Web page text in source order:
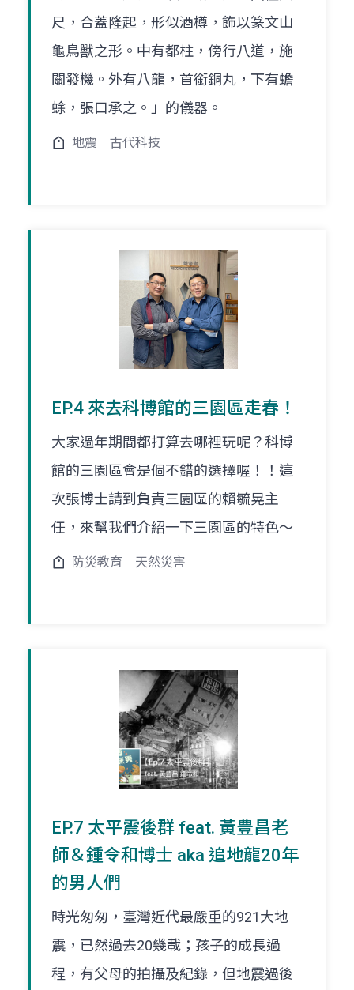
尺，合蓋隆起，形似酒樽，飾以篆文山
龜鳥獸之形。中有都柱，傍行八道，施
關發機。外有八龍，首銜銅丸，下有蟾
蜍，張口承之。」的儀器。
地震 古代科技
EP.4 來去科博館的三園區走春！
大家過年期間都打算去哪裡玩呢？科博
館的三園區會是個不錯的選擇喔！！這
次張博士請到負責三園區的賴毓晃主
任，來幫我們介紹一下三園區的特色～
防災教育 天然災害
EP.7 太平震後群 feat. 黃豊昌老
師＆鍾令和博士 aka 追地龍20年
的男人們
時光匆匆，臺灣近代最嚴重的921大地
震，已然過去20幾載；孩子的成長過
程，有父母的拍攝及紀錄，但地震過後